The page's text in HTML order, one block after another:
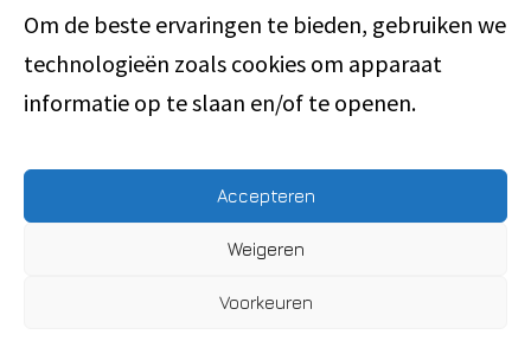
Om de beste ervaringen te bieden, gebruiken we
technologieën zoals cookies om apparaat
informatie op te slaan en/of te openen.
Accepteren
Weigeren
Voorkeuren
DIRECT NAAR